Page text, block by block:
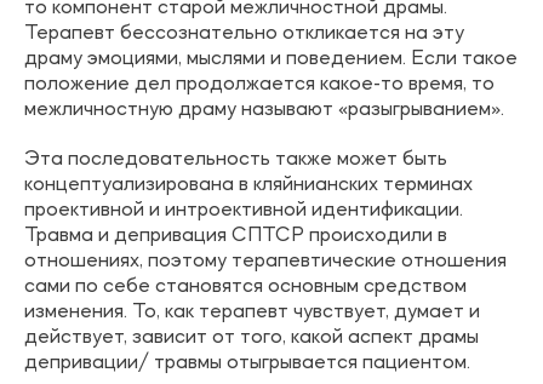
то компонент старой межличностной драмы.
Терапевт бессознательно откликается на эту
драму эмоциями, мыслями и поведением. Если такое
положение дел продолжается какое-то время, то
межличностную драму называют «разыгрыванием».
Эта последовательность также может быть
концептуализирована в кляйнианских терминах
проективной и интроективной идентификации.
Травма и депривация СПТСР происходили в
отношениях, поэтому терапевтические отношения
сами по себе становятся основным средством
изменения. То, как терапевт чувствует, думает и
действует, зависит от того, какой аспект драмы
депривации/ травмы отыгрывается пациентом.